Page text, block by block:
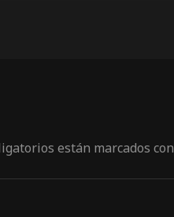
están marcados con